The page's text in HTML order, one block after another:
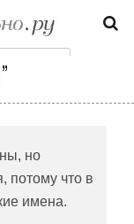
но
потому что в
имена.